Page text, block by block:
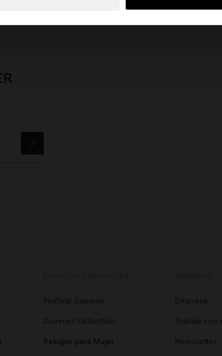
Festival Capsule
Summer Collection
Rebajas para Mujer
Empresa
Trabaja
Newsletter